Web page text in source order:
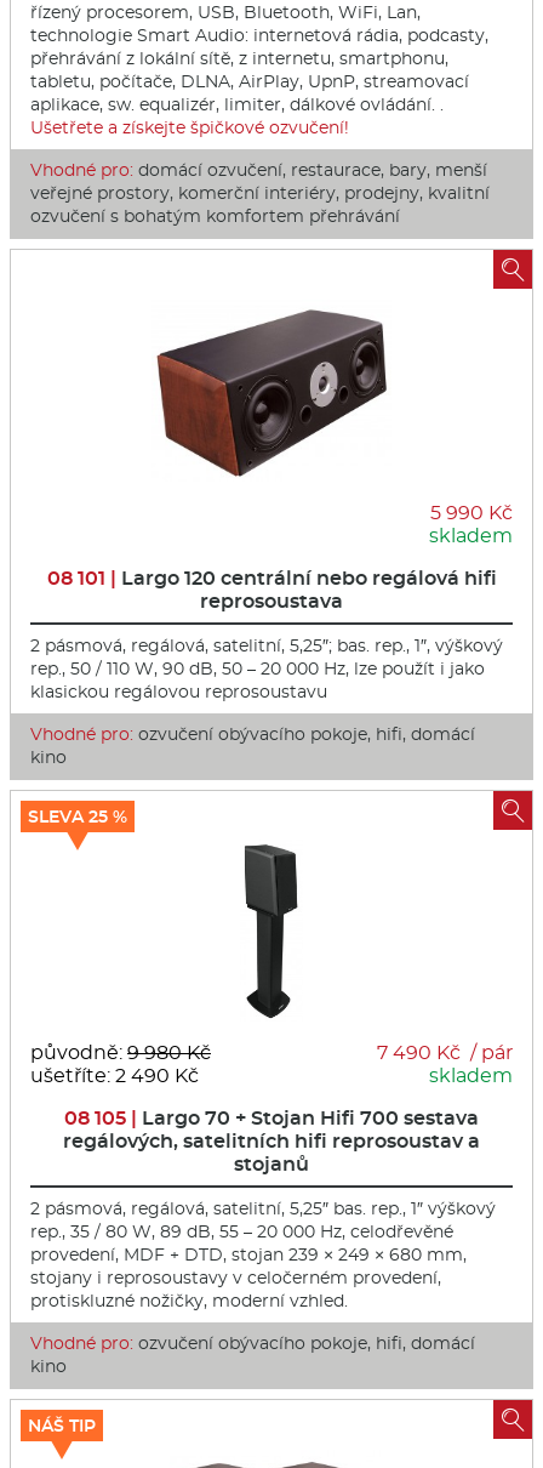
řízený procesorem, USB, Bluetooth, WiFi, Lan,
technologie Smart Audio: internetová rádia, podcasty,
přehrávání z lokální sítě, z internetu, smartphonu,
tabletu, počítače, DLNA, AirPlay, UpnP, streamovací
aplikace, sw. equalizér, limiter, dálkové ovládání. .
Ušetřete a získejte špičkové ozvučení!
Vhodné pro: domácí ozvučení, restaurace, bary, menší
veřejné prostory, komerční interiéry, prodejny, kvalitní
ozvučení s bohatým komfortem přehrávání
5 990 Kč
skladem
08 101 | Largo 120 centrální nebo regálová hifi
reprosoustava
2 pásmová, regálová, satelitní, 5,25″; bas. rep., 1″, výškový
rep., 50 / 110 W, 90 dB, 50 – 20 000 Hz, lze použít i jako
klasickou regálovou reprosoustavu
Vhodné pro: ozvučení obývacího pokoje, hifi, domácí
kino

původně: 9 980 Kč
ušetříte: 2 490 Kč
7 490 Kč / pár
skladem
08 105 | Largo 70 + Stojan Hifi 700 sestava
regálových, satelitních hifi reprosoustav a
stojanů
2 pásmová, regálová, satelitní, 5,25″ bas. rep., 1″ výškový
rep., 35 / 80 W, 89 dB, 55 – 20 000 Hz, celodřevěné
provedení, MDF + DTD, stojan 239 × 249 × 680 mm,
stojany i reprosoustavy v celočerném provedení,
protiskluzné nožičky, moderní vzhled.
Vhodné pro: ozvučení obývacího pokoje, hifi, domácí
kino
SLEVA 25 % 
NÁŠ TIP 